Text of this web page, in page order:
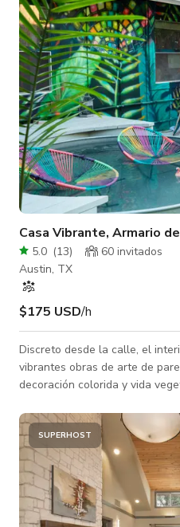
encarna un espíritu
Austin de una manera f
Casa Vibrante, Armario
5.0 (13)
60 invitados
Austin, TX
$175 USD/h
Discreto desde la calle, el
vibrantes obras de arte de
decoración colorida y vida
Little Lucy”. (**Disponible por
para información de precios de
alquiler a la carta**.) El espacio aquí está diseñado
óptimamente para cualquier
hasta sesi
SUPERHOST